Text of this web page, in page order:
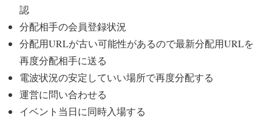
認
分配相手の会員登録状況
分配用URLが古い可能性があるので最新分配用URLを
再度分配相手に送る
電波状況の安定していい場所で再度分配する
運営に問い合わせる
イベント当日に同時入場する